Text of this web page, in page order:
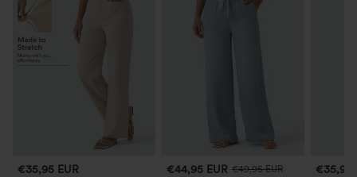
€35,95 EUR €44,95 EUR €49,95 EUR
€35,95